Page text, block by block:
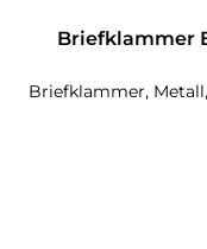
Briefklammer
Briefklammer,